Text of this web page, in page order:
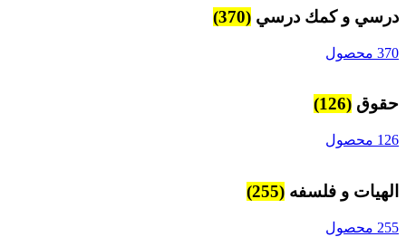
درسي و كمك درسي (370)
370 محصول
حقوق (126)
126 محصول
الهیات و فلسفه (255)
255 محصول